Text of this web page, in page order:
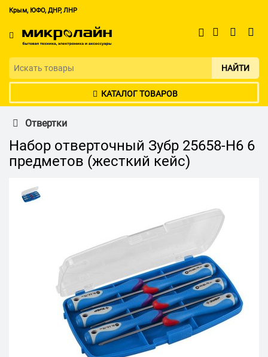
Крым, ЮФО, ДНР, ЛНР
НАЙТИ
КАТАЛОГ ТОВАРОВ
Отвертки
Набор отверточный Зубр 25658-H6 6
предметов (жесткий кейс)